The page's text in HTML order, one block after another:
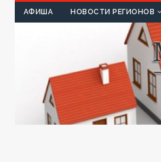
АФИША НОВОСТИ РЕГИОНОВ